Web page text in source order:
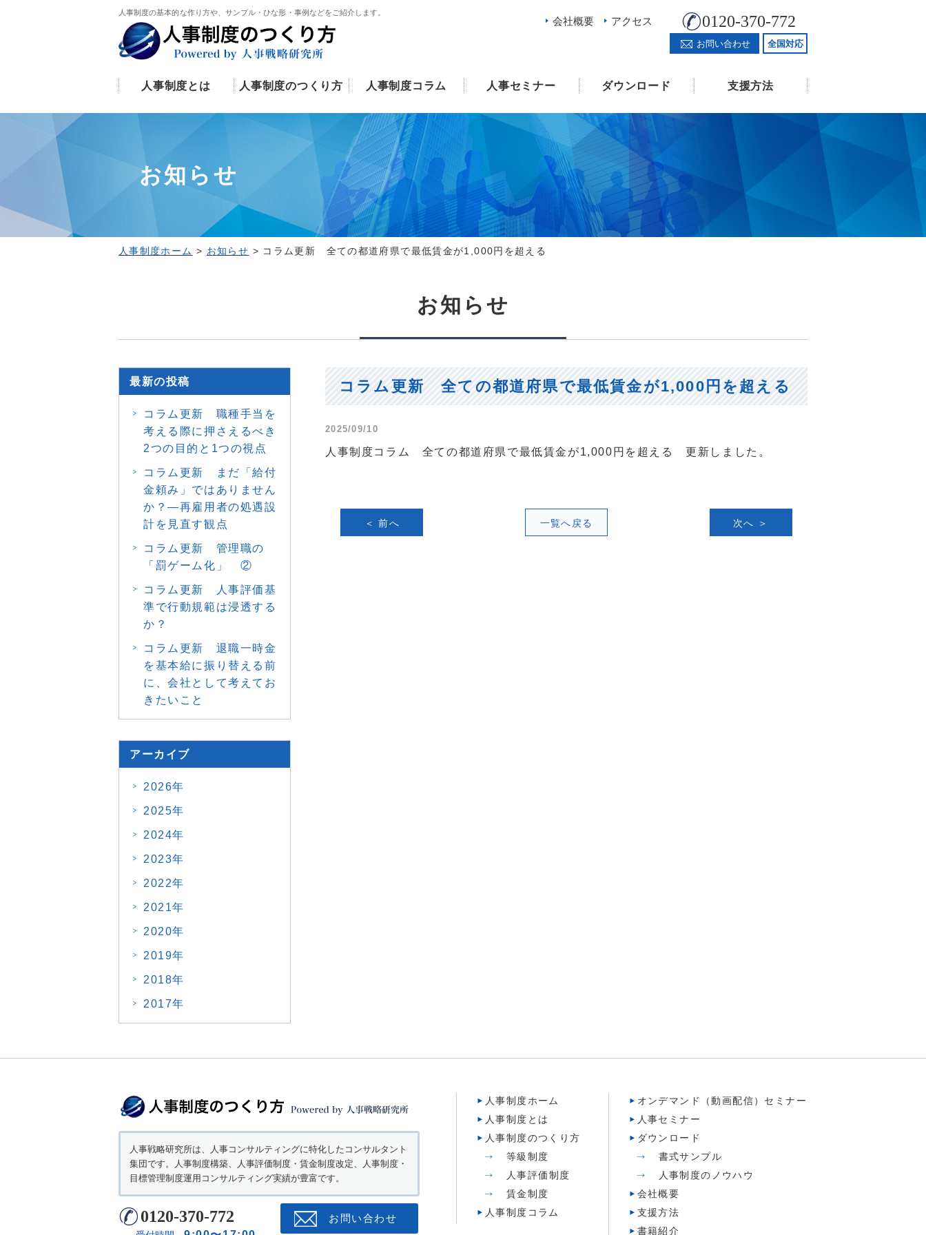
人事制度の基本的な作り方や、サンプル・ひな形・事例などをご紹介します。
会社概要 アクセス 0120-370-772
お問い合わせ 全国対応
人事制度とは 人事制度のつくり方 人事制度コラム 人事セミナー ダウンロード 支援方法
お知らせ
人事制度ホーム > お知らせ > コラム更新 全ての都道府県で最低賃金が1,000円を超える
お知らせ
コラム更新 全ての都道府県で最低賃金が1,000円を超える
2025/09/10
人事制度コラム 全ての都道府県で最低賃金が1,000円を超える 更新しました。
＜ 前へ 一覧へ戻る 次へ ＞
最新の投稿
コラム更新 職種手当を
考える際に押さえるべき
2つの目的と1つの視点
コラム更新 まだ「給付
金頼み」ではありません
か？―再雇用者の処遇設
計を見直す観点
コラム更新 管理職の
「罰ゲーム化」 ②
コラム更新 人事評価基
準で行動規範は浸透する
か？
コラム更新 退職一時金
を基本給に振り替える前
に、会社として考えてお
きたいこと
アーカイブ
2026年
2025年
2024年
2023年
2022年
2021年
2020年
2019年
2018年
2017年
人事戦略研究所は、人事コンサルティングに特化したコンサルタント
集団です。人事制度構築、人事評価制度・賃金制度改定、人事制度・
目標管理制度運用コンサルティング実績が豊富です。
0120-370-772 お問い合わせ
人事制度ホーム
人事制度とは
人事制度のつくり方
等級制度
人事評価制度
賃金制度
人事制度コラム
オンデマンド（動画配信）セミナー
人事セミナー
ダウンロード
書式サンプル
人事制度のノウハウ
会社概要
支援方法
書籍紹介